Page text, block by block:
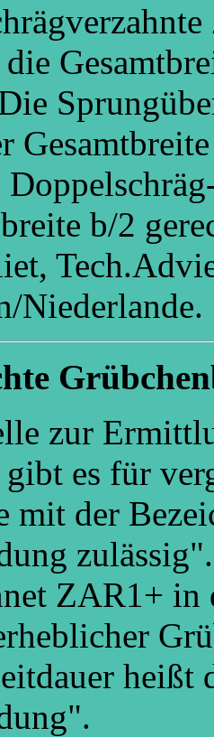
b/2
Niederlande.
zur
es für
mit der
ZAR1+ in